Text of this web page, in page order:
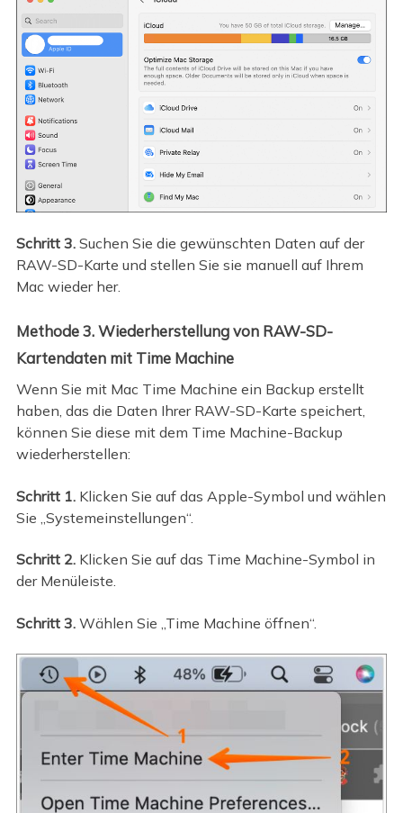
Schritt 3.Suchen Sie die gewünschten Daten auf der
RAW-SD-Karte und stellen Sie sie manuell auf Ihrem
Mac wieder her.
Methode 3. Wiederherstellung von RAW-SD-
Kartendaten mit Time Machine
Wenn Sie mit Mac Time Machine ein Backup erstellt
haben, das die Daten Ihrer RAW-SD-Karte speichert,
können Sie diese mit dem Time Machine-Backup
wiederherstellen:
Schritt 1.Klicken Sie auf das Apple-Symbol und wählen
Sie „Systemeinstellungen“.
Schritt 2.Klicken Sie auf das Time Machine-Symbol in
der Menüleiste.
Schritt 3.Wählen Sie „Time Machine öffnen“.